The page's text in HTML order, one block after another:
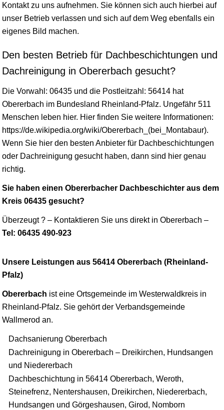
Kontakt zu uns aufnehmen. Sie können sich auch hierbei auf
unser Betrieb verlassen und sich auf dem Weg ebenfalls ein
eigenes Bild machen.
Den besten Betrieb für Dachbeschichtungen und
Dachreinigung in Obererbach gesucht?
Die Vorwahl: 06435 und die Postleitzahl: 56414 hat
Obererbach im Bundesland Rheinland-Pfalz. Ungefähr 511
Menschen leben hier. Hier finden Sie weitere Informationen:
https://de.wikipedia.org/wiki/Obererbach_(bei_Montabaur).
Wenn Sie hier den besten Anbieter für Dachbeschichtungen
oder Dachreinigung gesucht haben, dann sind hier genau
richtig.
Sie haben einen Obererbacher Dachbeschichter aus dem
Kreis 06435 gesucht?
Überzeugt ? – Kontaktieren Sie uns direkt in Obererbach –
Tel: 06435 490-923
Unsere Leistungen aus 56414 Obererbach (Rheinland-
Pfalz)
Obererbach ist eine Ortsgemeinde im Westerwaldkreis in
Rheinland-Pfalz. Sie gehört der Verbandsgemeinde
Wallmerod an.
Dachsanierung Obererbach
Dachreinigung in Obererbach – Dreikirchen, Hundsangen
und Niedererbach
Dachbeschichtung in 56414 Obererbach, Weroth,
Steinefrenz, Nentershausen, Dreikirchen, Niedererbach,
Hundsangen und Görgeshausen, Girod, Nomborn